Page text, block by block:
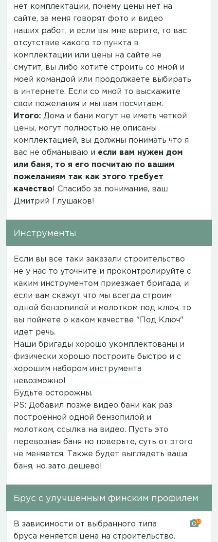
нет комплектации, почему цены нет на
сайте, за меня говорят фото и видео
наших работ, и если вы мне верите, то вас
отсутствие какого то пункта в
комплектации или цены на сайте не
смутит, вы либо хотите строить со мной и
моей командой или продолжаете выбирать
в интернете. Если со мной то выскажите
свои пожелания и мы вам посчитаем.
Итого: Дома и бани могут не иметь четкой
цены, могут полностью не описаны
комплектацией, вы должны понимать что я
вас не обманываю и если вам нужен дом
или баня, то я его посчитаю по вашим
пожеланиям так как этого требует
качество! Спасибо за понимание, ваш
Дмитрий Глушаков!
Инструменты
Если вы все таки заказали строительство
не у нас то уточните и проконтролируйте с
каким инструментом приезжает бригада, и
если вам скажут что мы всегда строим
одной бензопилой и молотком под ключ, то
вы поймете о каком качестве "Под Ключ"
идет речь.
Наши бригады хорошо укомплектованы и
физически хорошо построить быстро и с
хорошим набором инструмента
невозможно!
Будьте осторожны.
PS: Добавил позже видео бани как раз
построенной одной бензопилой и
молотком, ссылка на видео. Пусть это
перевозная баня но поверьте, суть от этого
не меняется. Также будет выглядеть ваша
баня, но зато дешево!
Брус с улучшенным финским профилем
В зависимости от выбранного типа
бруса меняется цена на строительство.
14